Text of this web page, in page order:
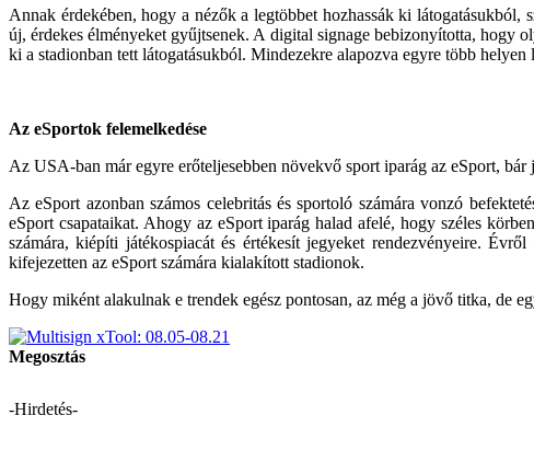
Annak érdekében, hogy a nézők a leg­többet hozhassák ki
új, érdekes él­ményeket gyűjtsenek. A digital signage bebizonyította, hogy
ki a stadionban tett látoga­tásukból. Mindezekre alapozva egyre több
Az eSportok felemelkedése
Az USA-ban már egyre erőteljesebben növekvő sport iparág az eSport,
Az eSport azonban számos celebritás és sportoló számára vonzó
eSport csapatai­kat. Ahogy az eSport iparág halad afelé, hogy széles
számára, kiépíti játékospiacát és értéke­sít jegyeket rendezvényeire.
kifejezetten az eSport szá­mára kialakított stadionok.
Hogy miként alakulnak e trendek egész pontosan, az még a jövő titka, de
Megosztás
-Hirdetés-